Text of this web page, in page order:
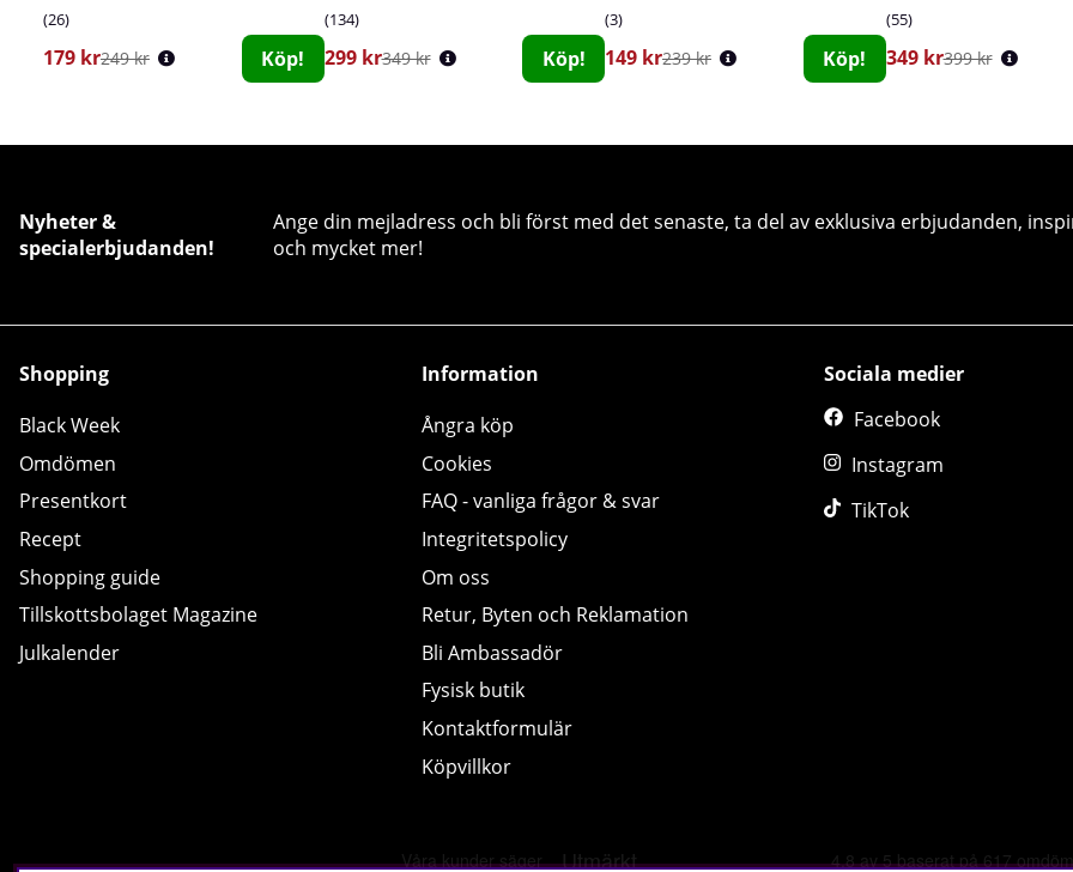
26
179 kr249 kr Köp!
134
299 kr349 kr Köp!
3
149 kr239 kr Köp!
55
349 kr399 kr
Nyheter &
specialerbjudanden!
Ange din mejladress och bli först med det senaste, ta del av exklusiva erbjudanden,
och mycket mer!
Shopping
Black Week
Omdömen
Presentkort
Recept
Shopping guide
Tillskottsbolaget Magazine
Julkalender
Information
Ångra köp
Cookies
FAQ - vanliga frågor & svar
Integritetspolicy
Om oss
Retur, Byten och Reklamation
Bli Ambassadör
Fysisk butik
Kontaktformulär
Köpvillkor
Sociala medier
Facebook
Instagram
TikTok